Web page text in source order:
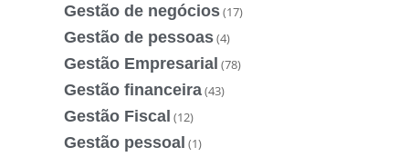
Gestão de negócios(17)
Gestão de pessoas(4)
Gestão Empresarial (78)
Gestão financeira(43)
Gestão Fiscal (12)
Gestão pessoal (1)